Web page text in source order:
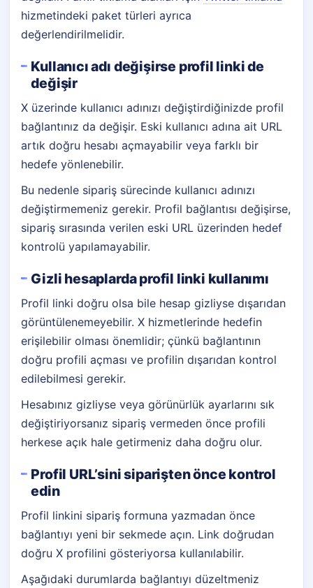
hizmetindeki paket türleri ayrıca
değerlendirilmelidir.
Kullanıcı adı değişirse profil linki de
değişir
X üzerinde kullanıcı adınızı değiştirdiğinizde profil
bağlantınız da değişir. Eski kullanıcı adına ait URL
artık doğru hesabı açmayabilir veya farklı bir
hedefe yönlenebilir.
Bu nedenle sipariş sürecinde kullanıcı adınızı
değiştirmemeniz gerekir. Profil bağlantısı değişirse,
sipariş sırasında verilen eski URL üzerinden hedef
kontrolü yapılamayabilir.
Gizli hesaplarda profil linki kullanımı
Profil linki doğru olsa bile hesap gizliyse dışarıdan
görüntülenemeyebilir. X hizmetlerinde hedefin
erişilebilir olması önemlidir; çünkü bağlantının
doğru profili açması ve profilin dışarıdan kontrol
edilebilmesi gerekir.
Hesabınız gizliyse veya görünürlük ayarlarını sık
değiştiriyorsanız sipariş vermeden önce profili
herkese açık hale getirmeniz daha doğru olur.
Profil URL’sini siparişten önce kontrol
edin
Profil linkini sipariş formuna yazmadan önce
bağlantıyı yeni bir sekmede açın. Link doğrudan
doğru X profilini gösteriyorsa kullanılabilir.
Aşağıdaki durumlarda bağlantıyı düzeltmeniz